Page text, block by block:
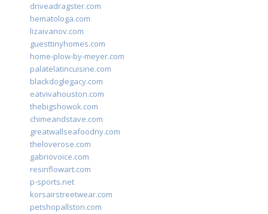
driveadragster.com
hematologa.com
lizaivanov.com
guesttinyhomes.com
home-plow-by-meyer.com
palatelatincuisine.com
blackdoglegacy.com
eatvivahouston.com
thebigshowok.com
chimeandstave.com
greatwallseafoodny.com
theloverose.com
gabriovoice.com
resinflowart.com
p-sports.net
korsairstreetwear.com
petshopallston.com